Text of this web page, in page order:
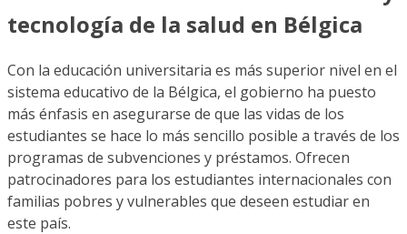
tecnología de la salud en Bélgica
Con la educación universitaria es más superior nivel en el
sistema educativo de la Bélgica, el gobierno ha puesto
más énfasis en asegurarse de que las vidas de los
estudiantes se hace lo más sencillo posible a través de los
programas de subvenciones y préstamos. Ofrecen
patrocinadores para los estudiantes internacionales con
familias pobres y vulnerables que deseen estudiar en
este país.